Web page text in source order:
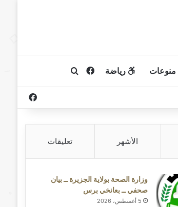
منوعات رياضة فيسبوكبحث عن
الأشهر تعليقات
وزارة الصحة بولاية الجزيرة ــ بيان
صحفي ــ بعانخي برس
5 أغسطس، 2026